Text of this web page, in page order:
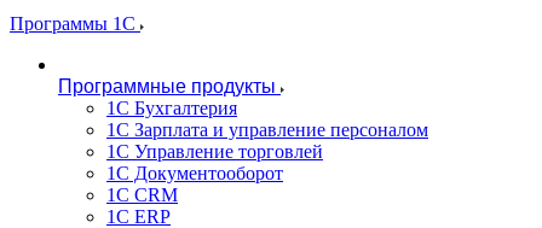
Программы 1С
Программные продукты
1С Бухгалтерия
1С Зарплата и управление персоналом
1С Управление торговлей
1С Документооборот
1С CRM
1С ERP